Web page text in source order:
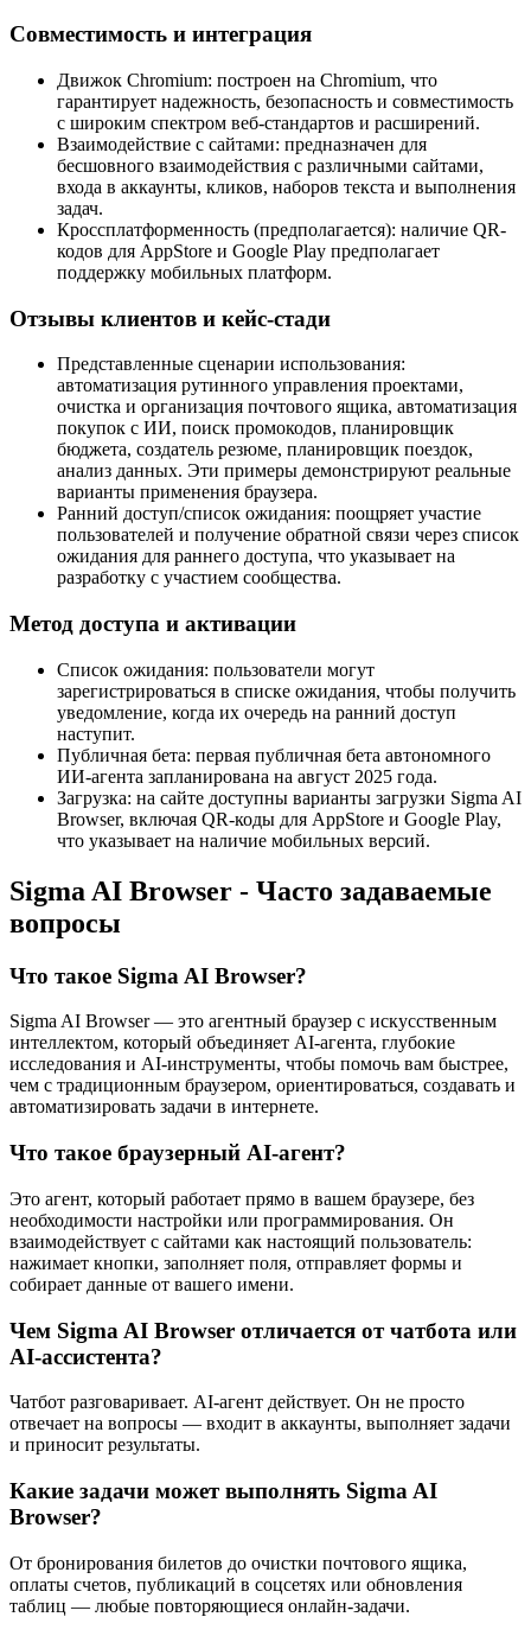
Совместимость и интеграция
Движок Chromium: построен на Chromium, что
гарантирует надежность, безопасность и совместимость
с широким спектром веб-стандартов и расширений.
Взаимодействие с сайтами: предназначен для
бесшовного взаимодействия с различными сайтами,
входа в аккаунты, кликов, наборов текста и выполнения
задач.
Кроссплатформенность (предполагается): наличие QR-
кодов для AppStore и Google Play предполагает
поддержку мобильных платформ.
Отзывы клиентов и кейс-стади
Представленные сценарии использования:
автоматизация рутинного управления проектами,
очистка и организация почтового ящика, автоматизация
покупок с ИИ, поиск промокодов, планировщик
бюджета, создатель резюме, планировщик поездок,
анализ данных. Эти примеры демонстрируют реальные
варианты применения браузера.
Ранний доступ/список ожидания: поощряет участие
пользователей и получение обратной связи через список
ожидания для раннего доступа, что указывает на
разработку с участием сообщества.
Метод доступа и активации
Список ожидания: пользователи могут
зарегистрироваться в списке ожидания, чтобы получить
уведомление, когда их очередь на ранний доступ
наступит.
Публичная бета: первая публичная бета автономного
ИИ-агента запланирована на август 2025 года.
Загрузка: на сайте доступны варианты загрузки Sigma AI
Browser, включая QR-коды для AppStore и Google Play,
что указывает на наличие мобильных версий.
Sigma AI Browser - Часто задаваемые
вопросы
Что такое Sigma AI Browser?
Sigma AI Browser — это агентный браузер с искусственным
интеллектом, который объединяет AI-агента, глубокие
исследования и AI-инструменты, чтобы помочь вам быстрее,
чем с традиционным браузером, ориентироваться, создавать и
автоматизировать задачи в интернете.
Что такое браузерный AI-агент?
Это агент, который работает прямо в вашем браузере, без
необходимости настройки или программирования. Он
взаимодействует с сайтами как настоящий пользователь:
нажимает кнопки, заполняет поля, отправляет формы и
собирает данные от вашего имени.
Чем Sigma AI Browser отличается от чатбота или
AI-ассистента?
Чатбот разговаривает. AI-агент действует. Он не просто
отвечает на вопросы — входит в аккаунты, выполняет задачи
и приносит результаты.
Какие задачи может выполнять Sigma AI
Browser?
От бронирования билетов до очистки почтового ящика,
оплаты счетов, публикаций в соцсетях или обновления
таблиц — любые повторяющиеся онлайн-задачи.